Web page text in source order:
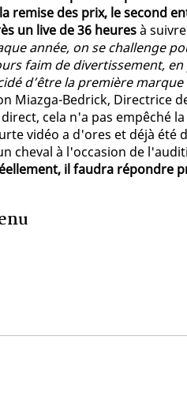
remise des prix, le second
un live de 36 heuresà
année, on se challenge
faim de divertissement,
d’être la première
Miazga-Bedrick, Directrice
cela n'a pas empêché
vidéo a d'ores et déjà
cheval à l'occasion de
il faudra répondre